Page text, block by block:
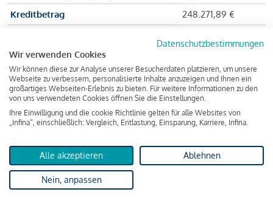
Kreditbetrag
248.271,89 €
Zu zahlender Gesamtbetrag
Kreditvermittler
INFINA Credit
Broker GmbH
von 237.000 Euro ausgezahlt, um die Wohnung zu kaufen.
Darüber hinaus fallen aber noch einige Gebühren an (z. B. die
Grundbucheintragungsgebühr), sodass die Bank den
Datenschutzbestimmungen
Wir verwenden Cookies
Wir können diese zur Analyse unserer Besucherdaten platzieren, um unsere
Webseite zu verbessern, personalisierte Inhalte anzuzeigen und Ihnen ein
großartiges Webseiten-Erlebnis zu bieten. Für weitere Informationen zu den
von uns verwendeten Cookies öffnen Sie die Einstellungen.
Ihre Einwilligung und die cookie Richtlinie gelten für alle Websites von
„Infina“, einschließlich: Vergleich, Entlastung, Einsparung, Karriere, Infina.
Alle akzeptieren Ablehnen
Nein, anpassen